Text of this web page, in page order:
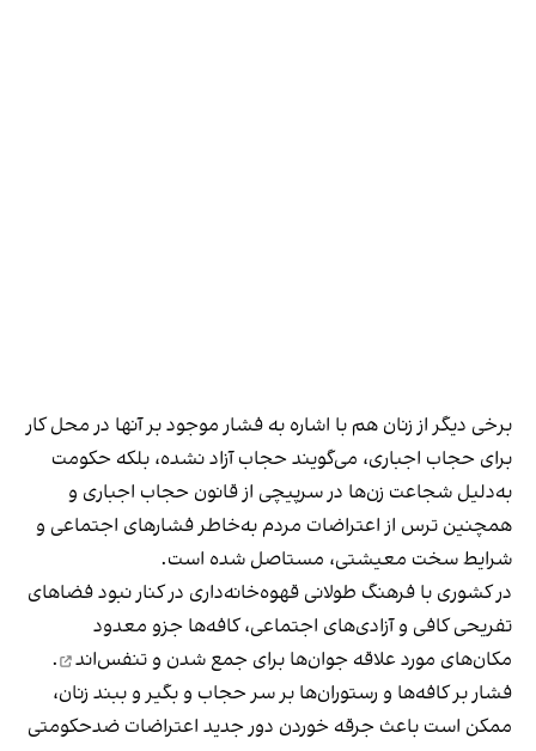
برخی دیگر از زنان هم با اشاره به فشار موجود بر آنها در محل کار
برای حجاب اجباری، می‌گویند حجاب آزاد نشده، بلکه حکومت
به‌دلیل شجاعت زن‌ها در سرپیچی از قانون حجاب اجباری و
همچنین ترس از اعتراضات مردم به‌خاطر فشارهای اجتماعی و
شرایط سخت معیشتی، مستاصل شده است.
در کشوری با فرهنگ طولانی قهوه‌‌خانه‌داری در کنار نبود فضاهای
تفریحی کافی و آزادی‌های اجتماعی، کافه‌ها جزو معدود
مکان‌های مورد علاقه جوان‌ها برای جمع شدن و تنفس‌اند
.
فشار بر کافه‌ها و رستوران‌ها بر سر حجاب و بگیر و ببند زنان،
ممکن است باعث جرقه خوردن دور جدید اعتراضات ضدحکومتی